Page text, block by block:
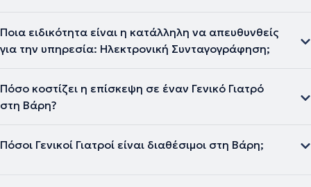
Ποια ειδικότητα είναι η κατάλληλη να απευθυνθείς
για την υπηρεσία: Ηλεκτρονική Συνταγογράφηση;
Πόσο κοστίζει η επίσκεψη σε έναν Γενικό Γιατρό
στη Βάρη?
Πόσοι Γενικοί Γιατροί είναι διαθέσιμοι στη Βάρη;